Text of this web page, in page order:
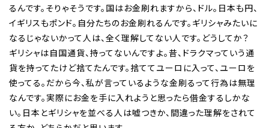
るんです。そりゃそうです。国はお金刷れますから、ドル。日本も円、
イギリスもポンド。自分たちのお金刷れるんです。ギリシャみたいに
なるじゃないかって人は、全く理解してない人です。どうしてか？
ギリシャは自国通貨、持ってないんですよ。昔、ドラクマっていう通
貨を持ってたけど捨てたんです。捨ててユーロに入って、ユーロを
使ってる。だから今、私が言っているような金刷るって行為は無理
なんです。実際にお金を手に入れようと思ったら借金するしかな
い。日本とギリシャを並べる人は嘘つきか、間違った理解をされて